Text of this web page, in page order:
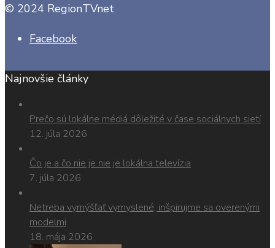
© 2024 RegionTVnet
Facebook
Najnovšie články
Prečo sú lokálne médiá dôležité v čase sociálnych sietí
12. júla 2026
Čo je a čo nie je nie je lokálna televízia
7. júla 2026
Netreba vymýšľať vymyslené, inšpirujme sa overenými
modelmi
18. mája 2026